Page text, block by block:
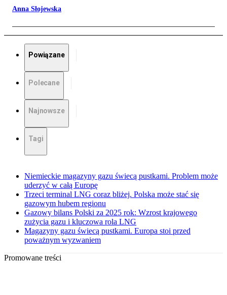
Anna Słojewska
Powiązane
Polecane
Najnowsze
Tagi
Niemieckie magazyny gazu świecą pustkami. Problem może
uderzyć w całą Europę
Trzeci terminal LNG coraz bliżej. Polska może stać się
gazowym hubem regionu
Gazowy bilans Polski za 2025 rok: Wzrost krajowego
zużycia gazu i kluczowa rola LNG
Magazyny gazu świecą pustkami. Europa stoi przed
poważnym wyzwaniem
Promowane treści